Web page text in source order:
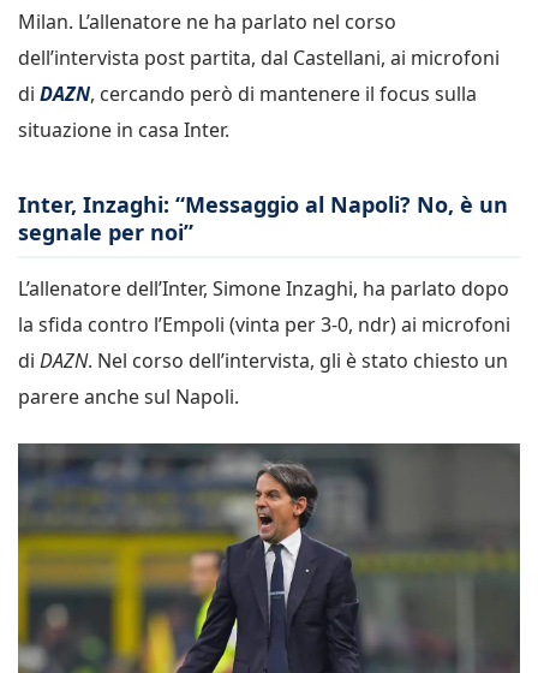
Milan. L’allenatore ne ha parlato nel corso
dell’intervista post partita, dal Castellani, ai microfoni
di DAZN, cercando però di mantenere il focus sulla
situazione in casa Inter.
Inter, Inzaghi: “Messaggio al Napoli? No, è un
segnale per noi”
L’allenatore dell’Inter, Simone Inzaghi, ha parlato dopo
la sfida contro l’Empoli (vinta per 3-0, ndr) ai microfoni
di DAZN. Nel corso dell’intervista, gli è stato chiesto un
parere anche sul Napoli.